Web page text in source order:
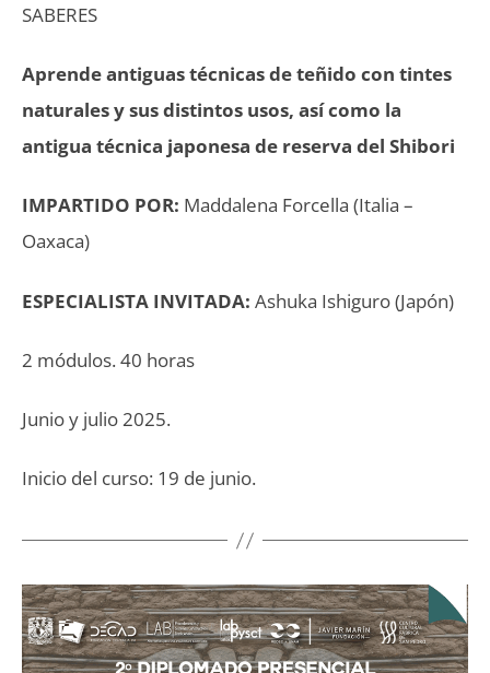
SABERES
Aprende antiguas técnicas de teñido con tintes
naturales y sus distintos usos, así como la
antigua técnica japonesa de reserva del Shibori
IMPARTIDO POR: Maddalena Forcella (Italia –
Oaxaca)
ESPECIALISTA INVITADA: Ashuka Ishiguro (Japón)
2 módulos. 40 horas
Junio y julio 2025.
Inicio del curso: 19 de junio.